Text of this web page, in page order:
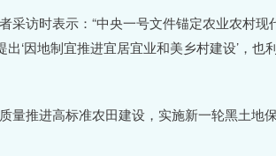
访时表示：“中央一号文件锚定农业农村现
‘因地制宜推进宜居宜业和美乡村建设’，也
推进高标准农田建设，实施新一轮黑土地